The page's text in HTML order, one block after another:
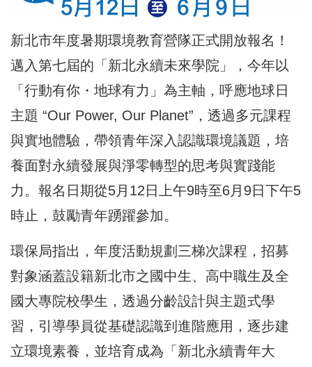
新北市年度暑期環境教育營隊正式開放報名！
邁入第七屆的「新北永續未來學院」，今年以
「行動有你・地球有力」為主軸，呼應地球日
主題 “Our Power, Our Planet”，透過多元課程
與實地體驗，帶領青年深入認識環境議題，培
養面對永續發展與淨零轉型的思考與實踐能
力。報名日期從5月12日上午9時至6月9日下午5
時止，鼓勵青年踴躍參加。
環保局指出，年度活動規劃三梯次課程，招募
對象涵蓋設籍新北市之國中生、高中職生及全
國大專院校學生，透過分齡設計與主題式學
習，引導學員從基礎認識到進階應用，逐步建
立環境素養，並培育成為「新北永續青年大